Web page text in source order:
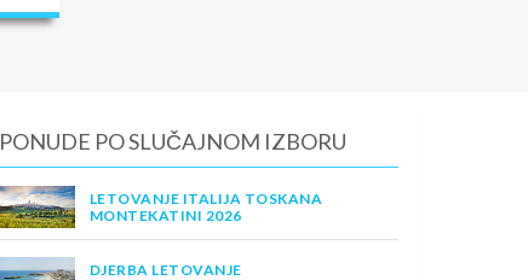
PONUDE PO SLUČAJNOM IZBORU
LETOVANJE ITALIJA TOSKANA
MONTEKATINI 2026
DJERBA LETOVANJE